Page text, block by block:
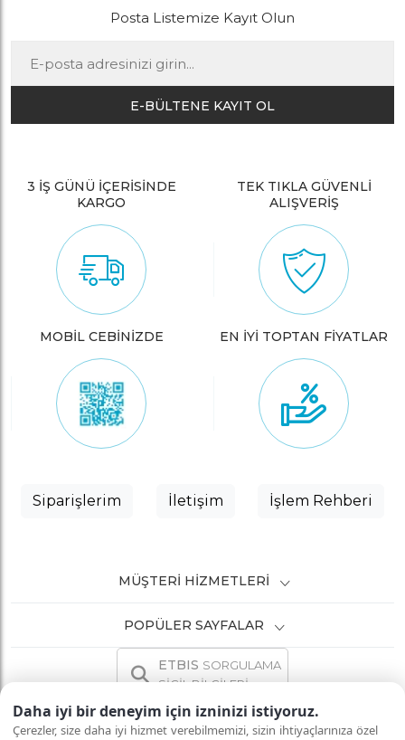
Daha iyi bir deneyim için izninizi istiyoruz.
Çerezler, size daha iyi hizmet verebilmemizi, sizin ihtiyaçlarınıza özel
Posta Listemize Kayıt Olun
E-BÜLTENE KAYIT OL
3 İŞ GÜNÜ İÇERİSİNDE
KARGO
TEK TIKLA GÜVENLİ
ALIŞVERİŞ
MOBİL CEBİNİZDE EN İYİ TOPTAN FİYATLAR
Siparişlerim İletişim İşlem Rehberi
MÜŞTERI HIZMETLERI
POPÜLER SAYFALAR
ETBIS SORGULAMA
SİCİL BİLGİLERİ